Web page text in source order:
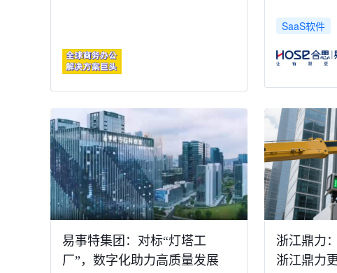
SaaS软件
易事特集团：对标“灯塔工
厂”，数字化助力高质量发展
浙江鼎力
浙江鼎力